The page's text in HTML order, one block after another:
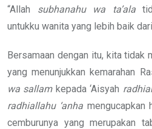
“Allah subhanahu wa ta’ala
untukku wanita yang lebih baik
Bersamaan dengan itu, kita tidak
yang menunjukkan kemarahan
wa sallamkepada ‘Aisyah
radhiallahu ‘anha mengucapkan
cemburunya yang merupakan